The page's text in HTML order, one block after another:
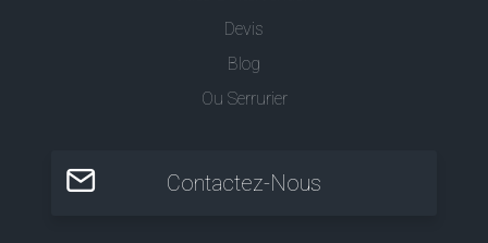
Devis
Blog
Ou Serrurier
Contactez-Nous